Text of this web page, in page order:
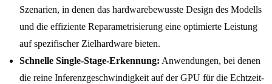
Szenarien, in denen das hardwarebewusste Design des Modells
und die effiziente Reparametrisierung eine optimierte Leistung
auf spezifischer Zielhardware bieten.
Schnelle Single-Stage-Erkennung: Anwendungen, bei denen
die reine Inferenzgeschwindigkeit auf der GPU für die Echtzeit-